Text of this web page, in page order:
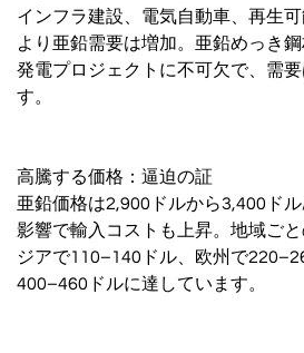
インフラ建設、電気自動車、再生
より亜鉛需要は増加。亜鉛めっき
発電プロジェクトに不可欠で、需
す。
高騰する価格：逼迫の証
亜鉛価格は2,900ドルから3,400ド
影響で輸入コストも上昇。地域ご
ジアで110–140ドル、欧州で
400–460ドルに達しています。